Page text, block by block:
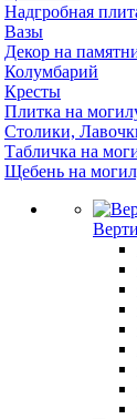
Надгробная
Вазы
Декор на
Колумбарий
Кресты
Плитка на
Столики,
Табличка на
Щебень на